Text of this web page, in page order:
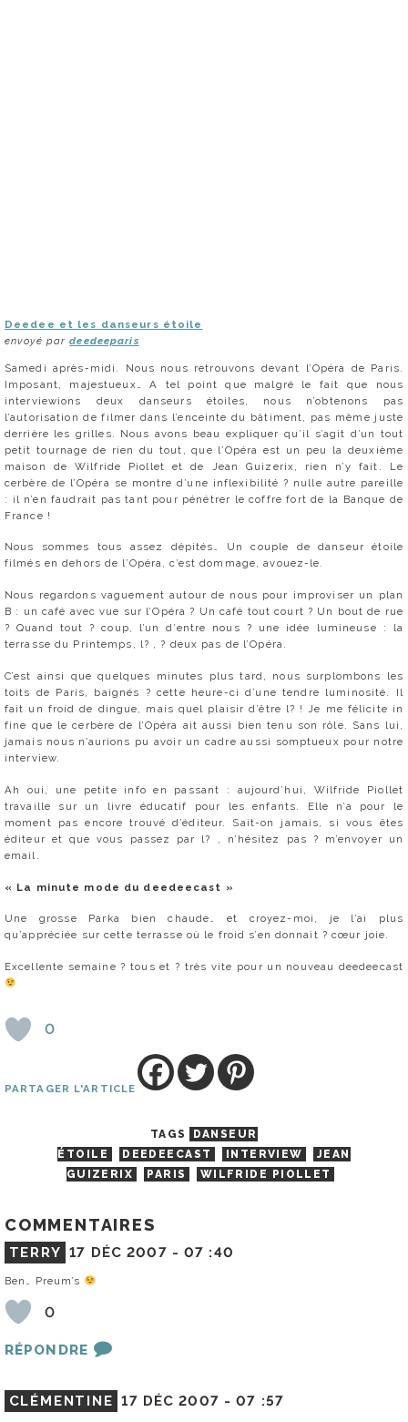
Deedee et les danseurs étoile
envoyé pardeedeeparis
Samedi après-midi. Nous nous retrouvons devant l’Opéra de Paris.
Imposant, majestueux… A tel point que malgré le fait que nous
interviewions deux danseurs étoiles, nous n’obtenons pas
l’autorisation de filmer dans l’enceinte du bâtiment, pas même juste
derrière les grilles. Nous avons beau expliquer qu’il s’agit d’un tout
petit tournage de rien du tout, que l’Opéra est un peu la deuxième
maison de Wilfride Piollet et de Jean Guizerix, rien n’y fait. Le
cerbère de l’Opéra se montre d’une inflexibilité ? nulle autre pareille
: il n’en faudrait pas tant pour pénétrer le coffre fort de la Banque de
France !
Nous sommes tous assez dépités… Un couple de danseur étoile
filmés en dehors de l’Opéra, c’est dommage, avouez-le.
Nous regardons vaguement autour de nous pour improviser un plan
B : un café avec vue sur l’Opéra ? Un café tout court ? Un bout de rue
? Quand tout ? coup, l’un d’entre nous ? une idée lumineuse : la
terrasse du Printemps, l? , ? deux pas de l’Opéra.
C’est ainsi que quelques minutes plus tard, nous surplombons les
toits de Paris, baignés ? cette heure-ci d’une tendre luminosité. Il
fait un froid de dingue, mais quel plaisir d’être l? ! Je me félicite in
fine que le cerbère de l’Opéra ait aussi bien tenu son rôle. Sans lui,
jamais nous n’aurions pu avoir un cadre aussi somptueux pour notre
interview.
Ah oui, une petite info en passant : aujourd’hui, Wilfride Piollet
travaille sur un livre éducatif pour les enfants. Elle n’a pour le
moment pas encore trouvé d’éditeur. Sait-on jamais, si vous êtes
éditeur et que vous passez par l? , n’hésitez pas ? m’envoyer un
email.
« La minute mode du deedeecast »
Une grosse Parka bien chaude… et croyez-moi, je l’ai plus
qu’appréciée sur cette terrasse où le froid s’en donnait ? cœur joie.
Excellente semaine ? tous et ? très vite pour un nouveau deedeecast
0
PARTAGER L'ARTICLE
TAGS
DANSEUR
ÉTOILE
DEEDEECAST INTERVIEW
JEAN
GUIZERIX
PARIS WILFRIDE PIOLLET
COMMENTAIRES
TERRY 17 DÉC 2007 -07 :40
Ben… Preum’s
0
RÉPONDRE
CLÉMENTINE 17 DÉC 2007 -07 :57